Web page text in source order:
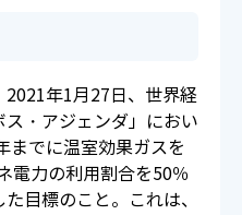
2021年1月27日、世界経
・アジェンダ」におい
までに温室効果ガスを
電力の利用割合を50％
目標のこと。これは、